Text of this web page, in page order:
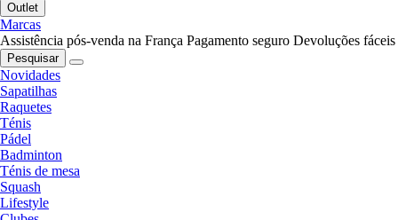
Outlet
Marcas
Assistência pós-venda na França Pagamento seguro Devoluções fáceis
Pesquisar
Novidades
Sapatilhas
Raquetes
Ténis
Pádel
Badminton
Ténis de mesa
Squash
Lifestyle